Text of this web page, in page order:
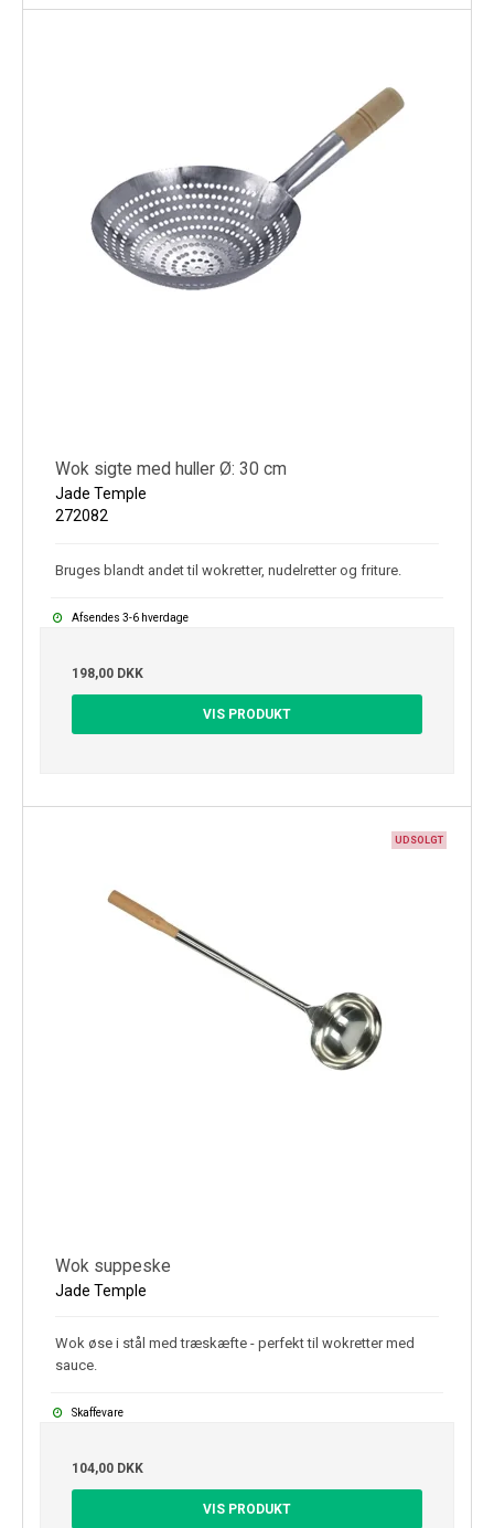
Wok sigte med huller Ø: 30 cm
Jade Temple
272082
Bruges blandt andet til wokretter, nudelretter og friture.
Afsendes 3-6 hverdage
198,00 DKK
VIS PRODUKT
UDSOLGT
Wok suppeske
Jade Temple
Wok øse i stål med træskæfte - perfekt til wokretter med
sauce.
Skaffevare
104,00 DKK
VIS PRODUKT